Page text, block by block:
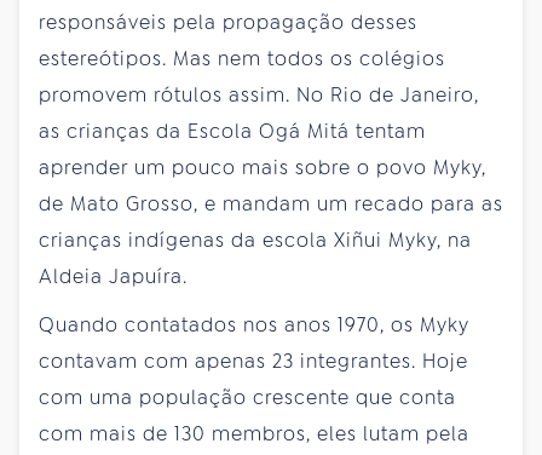
responsáveis pela propagação desses
estereótipos. Mas nem todos os colégios
promovem rótulos assim. No Rio de Janeiro,
as crianças da Escola Ogá Mitá tentam
aprender um pouco mais sobre o povo Myky,
de Mato Grosso, e mandam um recado para as
crianças indígenas da escola Xiñui Myky, na
Aldeia Japuíra.
Quando contatados nos anos 1970, os Myky
contavam com apenas 23 integrantes. Hoje
com uma população crescente que conta
com mais de 130 membros, eles lutam pela